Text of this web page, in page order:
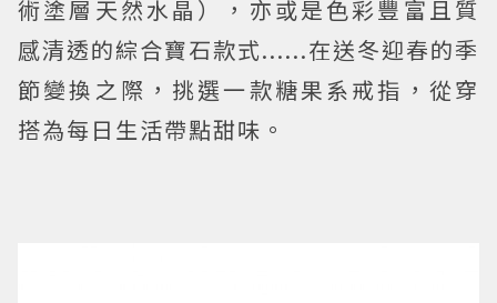
術塗層天然水晶），亦或是色彩豐富且質
感清透的綜合寶石款式......在送冬迎春的季
節變換之際，挑選一款糖果系戒指，從穿
搭為每日生活帶點甜味。